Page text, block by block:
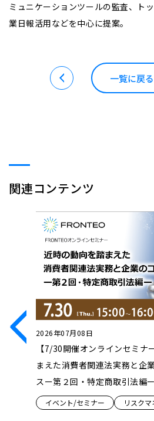
ミュニケーションツールの監査、ト
業日報活用などを中心に提案。
一覧に戻る
関連コンテンツ
2026年07月08日
【7/30開催オンラインセミナ
まえた消費者関連法実務と企
スー第２回・特定商取引法編ー
イベント/セミナー リスク